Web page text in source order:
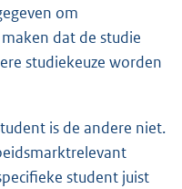
om
dat de studie
studiekeuze worden
is de andere niet.
student juist